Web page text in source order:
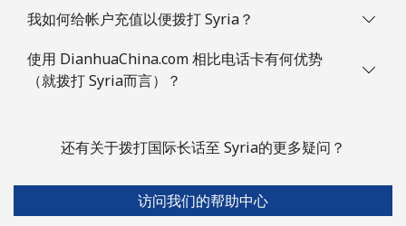
我如何给帐户充值以便拨打 Syria？
使用 DianhuaChina.com 相比电话卡有何优势
（就拨打 Syria而言）？
还有关于拨打国际长话至 Syria的更多疑问？
访问我们的帮助中心